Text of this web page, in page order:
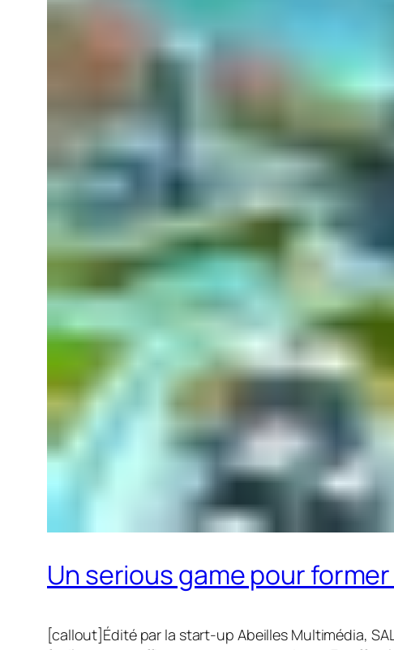
Un serious game pour
[callout]Édité par la start-up Abeilles Multimédia,